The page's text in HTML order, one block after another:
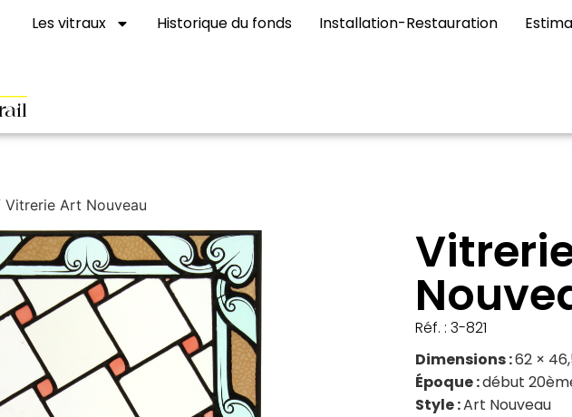
Les vitraux Historique du fonds Installation-Restauration
Art Nouveau
Réf. : 3-821
Dimensions 62 ×
Époque début
Style Art Nouveau